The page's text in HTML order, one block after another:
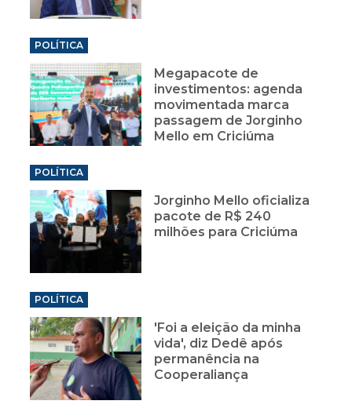
POLÍTICA
Megapacote de
investimentos: agenda
movimentada marca
passagem de Jorginho
Mello em Criciúma
POLÍTICA
Jorginho Mello oficializa
pacote de R$ 240
milhões para Criciúma
POLÍTICA
'Foi a eleição da minha
vida', diz Dedê após
permanência na
Cooperaliança